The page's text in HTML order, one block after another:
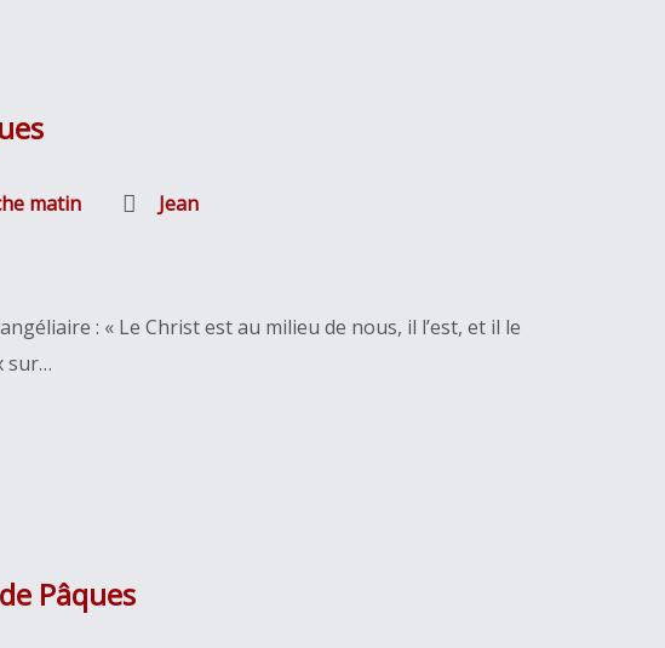
matin Jean
: « Le Christ est au milieu de nous, il l’est, et il le
sur…
Pâques